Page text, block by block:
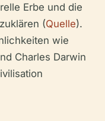
Erbe und die
(Quelle).
wie
Charles Darwin